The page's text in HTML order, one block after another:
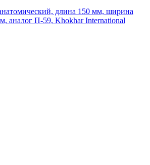
длина 150 мм, ширина
аналог П-59, Khokhar International